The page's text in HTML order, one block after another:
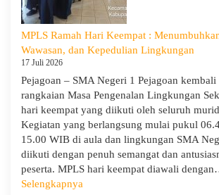
MPLS Ramah Hari Keempat :
Wawasan, dan Kepedulian Lingkungan
17 Juli 2026
Pejagoan – SMA Negeri 1 Pejagoan kembali
rangkaian Masa Pengenalan Lingkungan
hari keempat yang diikuti oleh seluruh
Kegiatan yang berlangsung mulai pukul
15.00 WIB di aula dan lingkungan SMA
diikuti dengan penuh semangat dan
peserta. MPLS hari keempat diawali
Selengkapnya